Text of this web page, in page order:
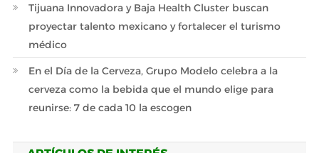
Tijuana Innovadora y Baja Health Cluster buscan
proyectar talento mexicano y fortalecer el turismo
médico
En el Día de la Cerveza, Grupo Modelo celebra a la
cerveza como la bebida que el mundo elige para
reunirse: 7 de cada 10 la escogen